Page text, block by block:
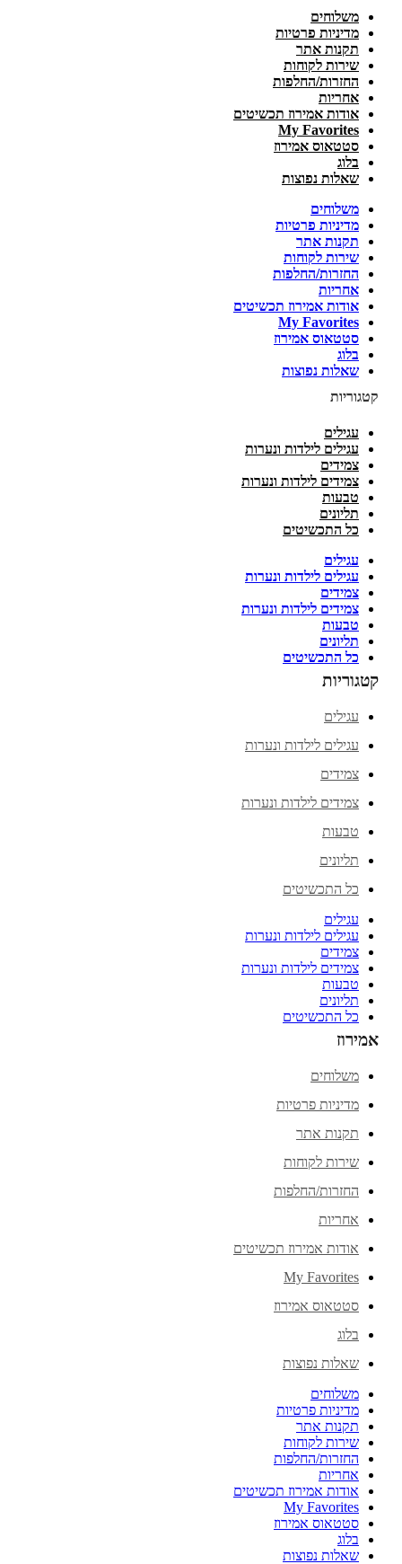
משלוחים
מדיניות פרטיות
תקנות אתר
שירות לקוחות
החזרות/החלפות
אחריות
אודות אמירוז תכשיטים
My Favorites
סטטאוס אמירוז
בלוג
שאלות נפוצות
משלוחים
מדיניות פרטיות
תקנות אתר
שירות לקוחות
החזרות/החלפות
אחריות
אודות אמירוז תכשיטים
My Favorites
סטטאוס אמירוז
בלוג
שאלות נפוצות
קטגוריות
עגילים
עגילים לילדות ונערות
צמידים
צמידים לילדות ונערות
טבעות
תליונים
כל התכשיטים
עגילים
עגילים לילדות ונערות
צמידים
צמידים לילדות ונערות
טבעות
תליונים
כל התכשיטים
קטגוריות
עגילים
עגילים לילדות ונערות
צמידים
צמידים לילדות ונערות
טבעות
תליונים
כל התכשיטים
עגילים
עגילים לילדות ונערות
צמידים
צמידים לילדות ונערות
טבעות
תליונים
כל התכשיטים
אמירוז
משלוחים
מדיניות פרטיות
תקנות אתר
שירות לקוחות
החזרות/החלפות
אחריות
אודות אמירוז תכשיטים
My Favorites
סטטאוס אמירוז
בלוג
שאלות נפוצות
משלוחים
מדיניות פרטיות
תקנות אתר
שירות לקוחות
החזרות/החלפות
אחריות
אודות אמירוז תכשיטים
My Favorites
סטטאוס אמירוז
בלוג
שאלות נפוצות